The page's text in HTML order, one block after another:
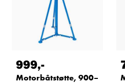
999,-
Motorbåtstøtte, 900–